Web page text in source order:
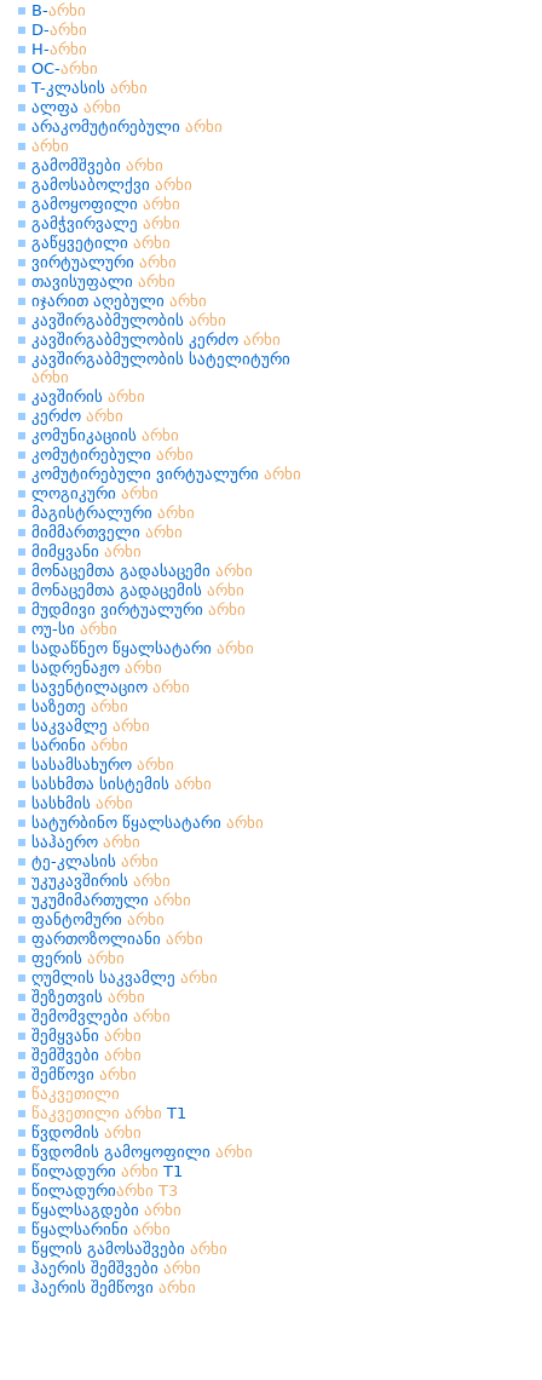
B-არხი
D-არხი
H-არხი
OC-არხი
T-კლასის არხი
ალფა არხი
არაკომუტირებული არხი
არხი
გამომშვები არხი
გამოსაბოლქვი არხი
გამოყოფილი არხი
გამჭვირვალე არხი
გაწყვეტილი არხი
ვირტუალური არხი
თავისუფალი არხი
იჯარით აღებული არხი
კავშირგაბმულობის არხი
კავშირგაბმულობის კერძო არხი
კავშირგაბმულობის სატელიტური
არხი
კავშირის არხი
კერძო არხი
კომუნიკაციის არხი
კომუტირებული არხი
კომუტირებული ვირტუალური არხი
ლოგიკური არხი
მაგისტრალური არხი
მიმმართველი არხი
მიმყვანი არხი
მონაცემთა გადასაცემი არხი
მონაცემთა გადაცემის არხი
მუდმივი ვირტუალური არხი
ოუ-სი არხი
სადაწნეო წყალსატარი არხი
სადრენაჟო არხი
სავენტილაციო არხი
საზეთე არხი
საკვამლე არხი
სარინი არხი
სასამსახურო არხი
სასხმთა სისტემის არხი
სასხმის არხი
სატურბინო წყალსატარი არხი
საჰაერო არხი
ტე-კლასის არხი
უკუკავშირის არხი
უკუმიმართული არხი
ფანტომური არხი
ფართოზოლიანი არხი
ფერის არხი
ღუმლის საკვამლე არხი
შეზეთვის არხი
შემომვლები არხი
შემყვანი არხი
შემშვები არხი
შემწოვი არხი
წაკვეთილი
წაკვეთილი არხი Т1
წვდომის არხი
წვდომის გამოყოფილი არხი
წილადური არხი Т1
წილადურიარხი Т3
წყალსაგდები არხი
წყალსარინი არხი
წყლის გამოსაშვები არხი
ჰაერის შემშვები არხი
ჰაერის შემწოვი არხი